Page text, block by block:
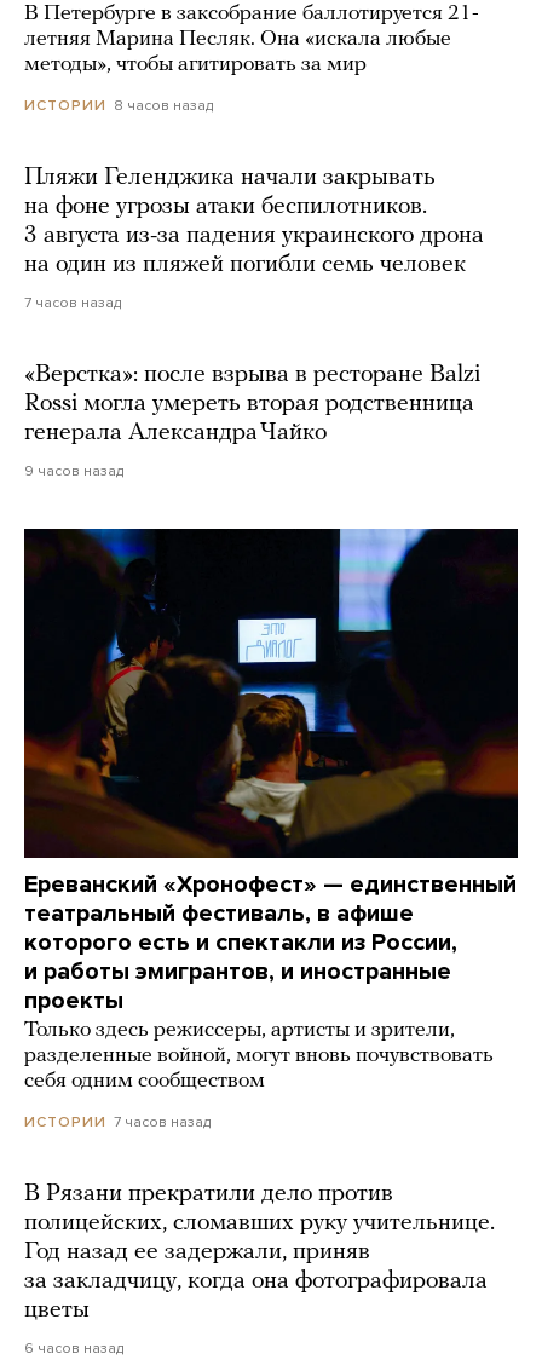
В Петербурге в заксобрание баллотируется 21-
летняя Марина Песляк. Она «искала любые
методы», чтобы агитировать за мир
ИСТОРИИ 8 часов назад
Пляжи Геленджика начали закрывать
на фоне угрозы атаки беспилотников.
3 августа из-за падения украинского дрона
на один из пляжей погибли семь человек
7 часов назад
«Верстка»: после взрыва в ресторане Balzi
Rossi могла умереть вторая родственница
генерала Александра Чайко
9 часов назад
Ереванский «Хронофест» — единственный
театральный фестиваль, в афише
которого есть и спектакли из России,
и работы эмигрантов, и иностранные
проекты
Только здесь режиссеры, артисты и зрители,
разделенные войной, могут вновь почувствовать
себя одним сообществом
ИСТОРИИ 7 часов назад
В Рязани прекратили дело против
полицейских, сломавших руку учительнице.
Год назад ее задержали, приняв
за закладчицу, когда она фотографировала
цветы
6 часов назад